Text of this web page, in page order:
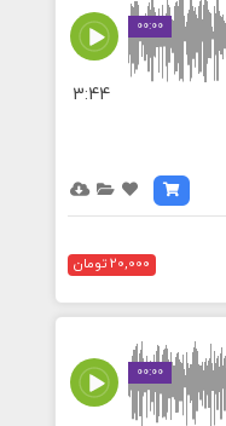
00:00
3:44
20,000 تومان
00:00